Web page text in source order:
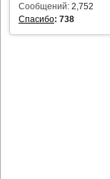
Сообщений: 2,752
Спасибо: 738